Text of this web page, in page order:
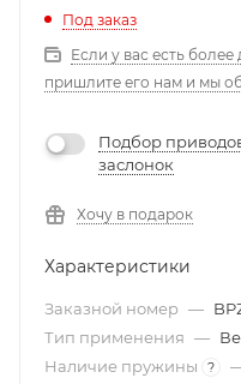
Под заказ
Если у вас есть
пришлите его нам и мы
Подбор
заслонок
Хочу в подарок
Характеристики
Заказной номер —
Тип применения —
Наличие пружины
?